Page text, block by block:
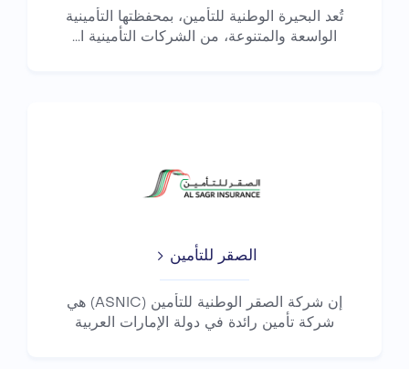
تُعد البحيرة الوطنية للتأمين، بمحفظتها التأمينية
الواسعة والمتنوعة، من الشركات التأمينية ا...
الصقر للتأمين
إن شركة الصقر الوطنية للتأمين (ASNIC) هي
شركة تأمين رائدة في دولة الإمارات العربية